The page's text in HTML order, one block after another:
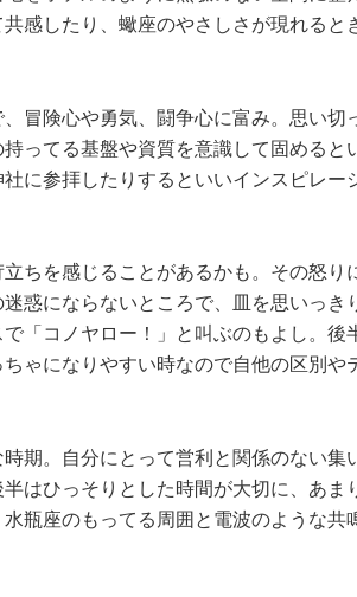
感したり、蠍座のやさしさが現れると
冒険心や勇気、闘争心に富み。思い
ってる基盤や資質を意識して固める
に参拝したりするといいインスピレー
ちを感じることがあるかも。その怒
惑にならないところで、皿を思いっ
「コノヤロー！」と叫ぶのもよし。
ゃになりやすい時なので自他の区別
期。自分にとって営利と関係のない
はひっそりとした時間が大切に、あ
瓶座のもってる周囲と電波のような共